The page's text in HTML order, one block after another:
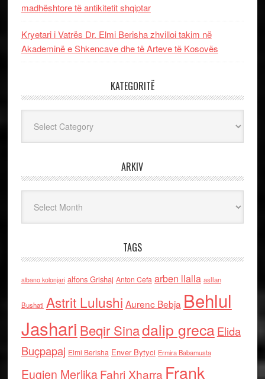
madhështore të antikitetit shqiptar
Kryetari i Vatrës Dr. Elmi Berisha zhvilloi takim në
Akademinë e Shkencave dhe të Arteve të Kosovës
KATEGORITË
ARKIV
TAGS
albano kolonjari alfons Grishaj Anton Cefa arben llalla asllan
Bushati Astrit Lulushi Aurenc Bebja Behlul
Jashari Beqir Sinadalip grecaElida
Buçpapaj Elmi Berisha Enver Bytyci Ermira Babamusta
Eugjen MerlikaFahri Xharra Frank